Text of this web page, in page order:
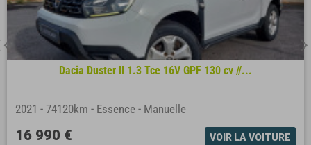
Dacia Duster II 1.3 Tce 16V GPF 130 cv //...
2021 - 74120km - Essence - Manuelle
16 990 € VOIR LA VOITURE